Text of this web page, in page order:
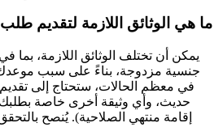
ما هي الوثائق اللازمة لتقديم
يمكن أن تختلف الوثائق اللازمة، بما
جنسية مزدوجة، بناءً على سبب
في معظم الحالات، ستحتاج إلى تقديم
حديث، وأي وثيقة أخرى خاصة
إقامة منتهي الصلاحية). يُنصح